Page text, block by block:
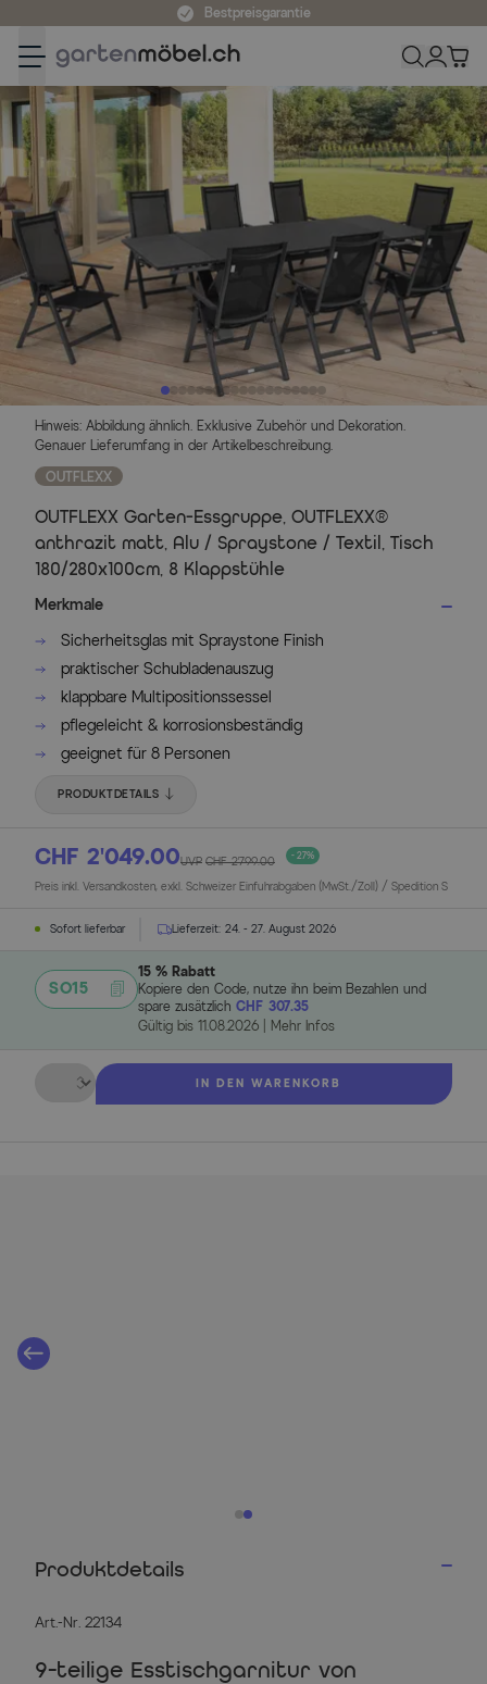
Bestpreisgarantie
Hinweis: Abbildung ähnlich. Exklusive Zubehör und Dekoration.
Genauer Lieferumfang in der Artikelbeschreibung.
OUTFLEXX
OUTFLEXX Garten-Essgruppe, OUTFLEXX®
anthrazit matt, Alu / Spraystone / Textil, Tisch
180/280x100cm, 8 Klappstühle
Merkmale
Sicherheitsglas mit Spraystone Finish
praktischer Schubladenauszug
klappbare Multipositionssessel
pflegeleicht & korrosionsbeständig
geeignet für 8 Personen
PRODUKTDETAILS
CHF 2’049.00UVP CHF 2’799.00 - 27%
Preis inkl. Versandkosten, exkl. Schweizer Einfuhrabgaben (MwSt./Zoll) / Spedition S
Sofort lieferbar Lieferzeit: 24. - 27. August 2026
SO15
15 % Rabatt
Kopiere den Code, nutze ihn beim Bezahlen und
spare zusätzlich CHF 307.35
Gültig bis 11.08.2026 Mehr Infos
Menge
IN DEN WARENKORB
Produktdetails
Art.-Nr. 22134
9-teilige Esstischgarnitur von